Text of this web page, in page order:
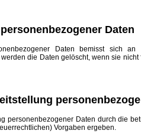
Daten
Daten bemisst sich an
die Daten gelöscht, wenn sie
personenbezogener Daten durch die
Vorgaben ergeben.